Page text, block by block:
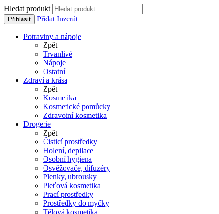
Hledat produkt
Přihlásit Přidat Inzerát
Potraviny a nápoje
Zpět
Trvanlivé
Nápoje
Ostatní
Zdraví a krása
Zpět
Kosmetika
Kosmetické pomůcky
Zdravotní kosmetika
Drogerie
Zpět
Čisticí prostředky
Holení, depilace
Osobní hygiena
Osvěžovače, difuzéry
Plenky, ubrousky
Pleťová kosmetika
Prací prostředky
Prostředky do myčky
Tělová kosmetika